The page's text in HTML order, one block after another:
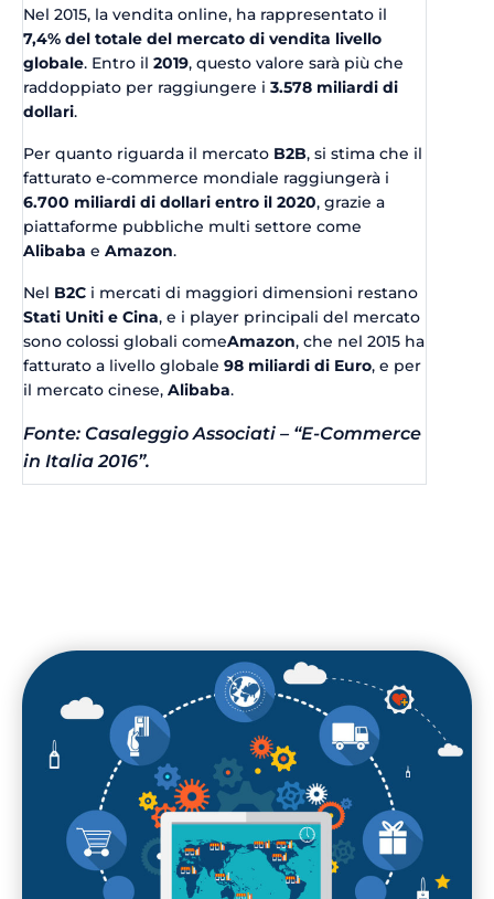
Nel 2015, la vendita online, ha rappresentato il
7,4% del totale del mercato di vendita livello
globale. Entro il 2019, questo valore sarà più che
raddoppiato per raggiungere i 3.578 miliardi di
dollari.
Per quanto riguarda il mercato B2B, si stima che il
fatturato e-commerce mondiale raggiungerà i
6.700 miliardi di dollari entro il 2020, grazie a
piattaforme pubbliche multi settore come
Alibaba e Amazon.
Nel B2C i mercati di maggiori dimensioni restano
Stati Uniti e Cina, e i player principali del mercato
sono colossi globali comeAmazon, che nel 2015 ha
fatturato a livello globale 98 miliardi di Euro, e per
il mercato cinese, Alibaba.
Fonte: Casaleggio Associati – “E-Commerce
in Italia 2016”.